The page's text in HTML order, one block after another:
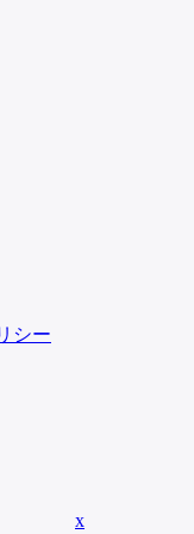
シー
x